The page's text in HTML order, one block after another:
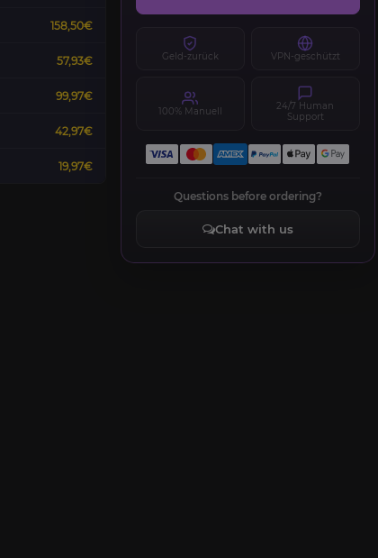
158,50€
57,93€
99,97€
42,97€
19,97€
Geld-zurück VPN-geschützt
100% Manuell
24/7 Human
Support
Questions before ordering?
Chat with us